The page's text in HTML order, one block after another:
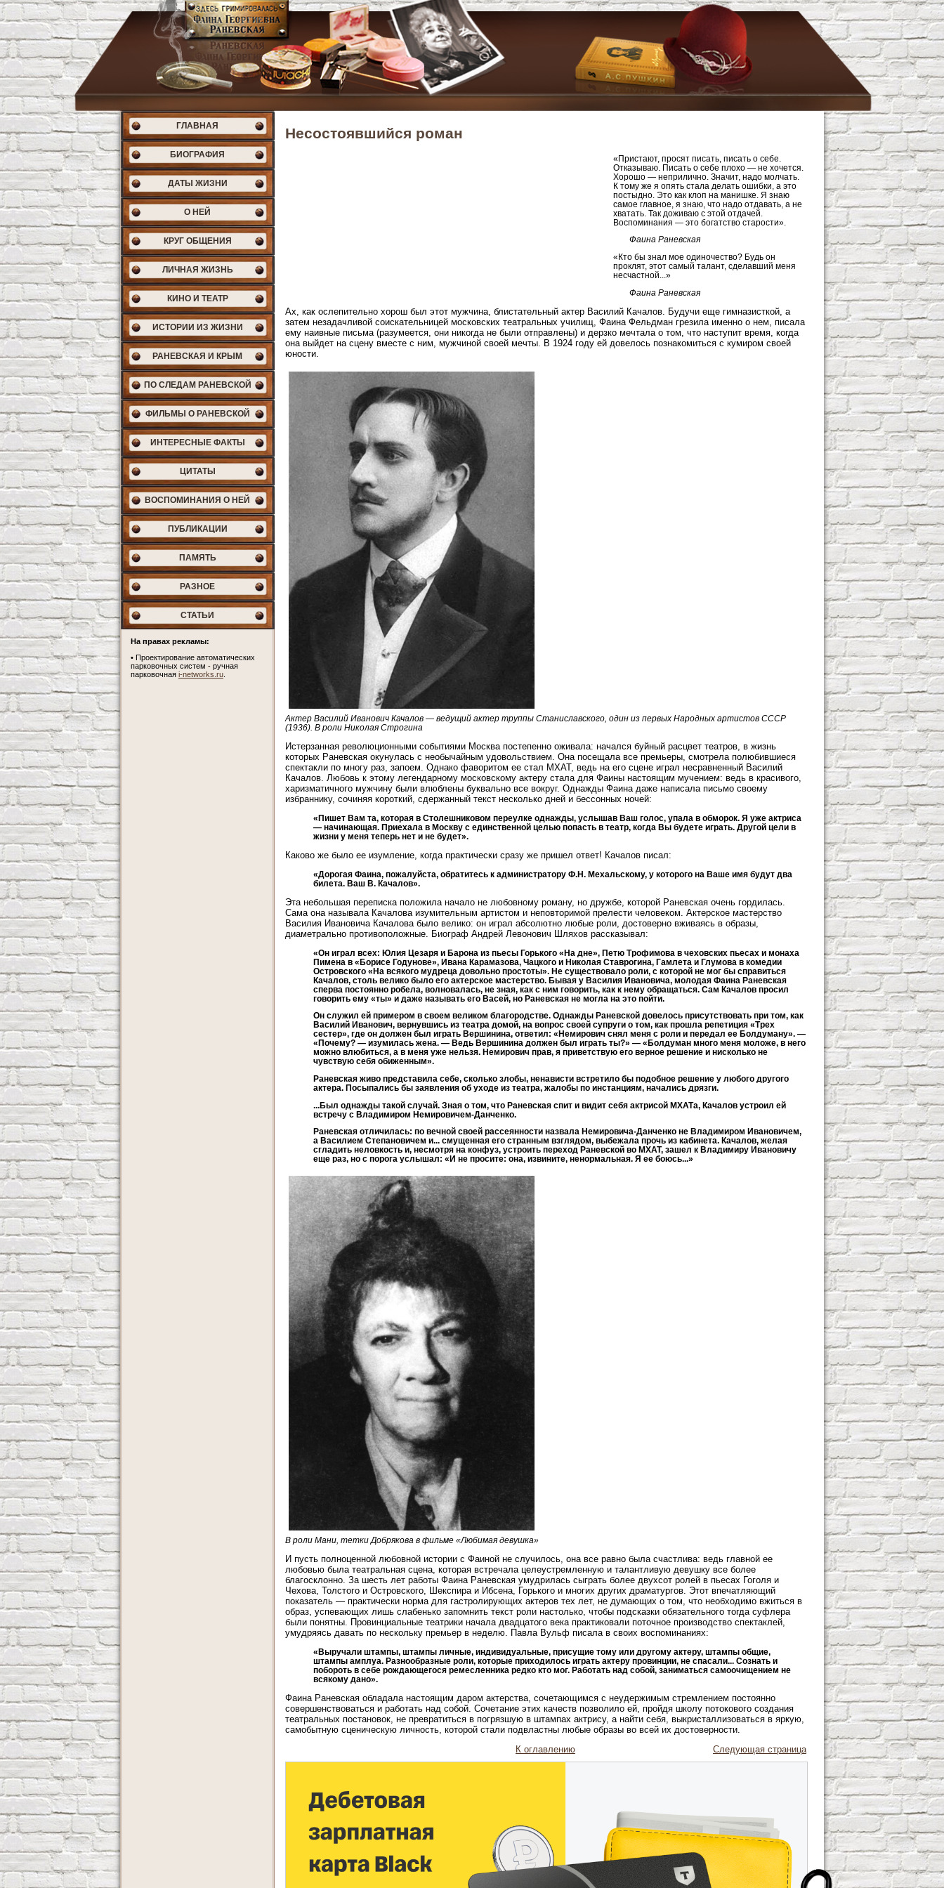
ГЛАВНАЯ
БИОГРАФИЯ
ДАТЫ ЖИЗНИ
О НЕЙ
КРУГ ОБЩЕНИЯ
ЛИЧНАЯ ЖИЗНЬ
КИНО И ТЕАТР
ИСТОРИИ ИЗ ЖИЗНИ
РАНЕВСКАЯ И КРЫМ
ПО СЛЕДАМ РАНЕВСКОЙ
ФИЛЬМЫ О РАНЕВСКОЙ
ИНТЕРЕСНЫЕ ФАКТЫ
ЦИТАТЫ
ВОСПОМИНАНИЯ О НЕЙ
ПУБЛИКАЦИИ
ПАМЯТЬ
РАЗНОЕ
СТАТЬИ
На правах рекламы:
• Проектирование автоматических
парковочных систем - ручная
парковочная i-networks.ru
Несостоявшийся роман
«Пристают, просят писать, писать о себе.
Отказываю. Писать о себе плохо — не хочется.
Хорошо — неприлично. Значит, надо молчать.
К тому же я опять стала делать ошибки, а это
постыдно. Это как клоп на манишке. Я знаю
самое главное, я знаю, что надо отдавать, а не
хватать. Так доживаю с этой отдачей.
Воспоминания — это богатство старости».
Фаина Раневская
«Кто бы знал мое одиночество? Будь он
проклят, этот самый талант, сделавший меня
несчастной...»
Фаина Раневская
Ах, как ослепительно хорош был этот мужчина, блистательный актер Василий Качалов. Будучи еще гимназисткой, а
затем незадачливой соискательницей московских театральных училищ, Фаина Фельдман грезила именно о нем, писала
ему наивные письма (разумеется, они никогда не были отправлены) и дерзко мечтала о том, что наступит время, когда
она выйдет на сцену вместе с ним, мужчиной своей мечты. В 1924 году ей довелось познакомиться с кумиром своей
юности.
Актер Василий Иванович Качалов — ведущий актер труппы Станиславского, один из первых Народных артистов СССР
(1936). В роли Николая Строгина
Истерзанная революционными событиями Москва постепенно оживала: начался буйный расцвет театров, в жизнь
которых Раневская окунулась с необычайным удовольствием. Она посещала все премьеры, смотрела полюбившиеся
спектакли по многу раз, запоем. Однако фаворитом ее стал МХАТ, ведь на его сцене играл несравненный Василий
Качалов. Любовь к этому легендарному московскому актеру стала для Фаины настоящим мучением: ведь в красивого,
харизматичного мужчину были влюблены буквально все вокруг. Однажды Фаина даже написала письмо своему
избраннику, сочиняя короткий, сдержанный текст несколько дней и бессонных ночей:
«Пишет Вам та, которая в Столешниковом переулке однажды, услышав Ваш голос, упала в обморок. Я уже актриса
— начинающая. Приехала в Москву с единственной целью попасть в театр, когда Вы будете играть. Другой цели в
жизни у меня теперь нет и не будет».
Каково же было ее изумление, когда практически сразу же пришел ответ! Качалов писал:
«Дорогая Фаина, пожалуйста, обратитесь к администратору Ф.Н. Мехальскому, у которого на Ваше имя будут два
билета. Ваш В. Качалов».
Эта небольшая переписка положила начало не любовному роману, но дружбе, которой Раневская очень гордилась.
Сама она называла Качалова изумительным артистом и неповторимой прелести человеком. Актерское мастерство
Василия Ивановича Качалова было велико: он играл абсолютно любые роли, достоверно вживаясь в образы,
диаметрально противоположные. Биограф Андрей Левонович Шляхов рассказывал:
«Он играл всех: Юлия Цезаря и Барона из пьесы Горького «На дне», Петю Трофимова в чеховских пьесах и монаха
Пимена в «Борисе Годунове», Ивана Карамазова, Чацкого и Николая Ставрогина, Гамлета и Глумова в комедии
Островского «На всякого мудреца довольно простоты». Не существовало роли, с которой не мог бы справиться
Качалов, столь велико было его актерское мастерство. Бывая у Василия Ивановича, молодая Фаина Раневская
сперва постоянно робела, волновалась, не зная, как с ним говорить, как к нему обращаться. Сам Качалов просил
говорить ему «ты» и даже называть его Васей, но Раневская не могла на это пойти.
Он служил ей примером в своем великом благородстве. Однажды Раневской довелось присутствовать при том, как
Василий Иванович, вернувшись из театра домой, на вопрос своей супруги о том, как прошла репетиция «Трех
сестер», где он должен был играть Вершинина, ответил: «Немирович снял меня с роли и передал ее Болдуману». —
«Почему? — изумилась жена. — Ведь Вершинина должен был играть ты?» — «Болдуман много меня моложе, в него
можно влюбиться, а в меня уже нельзя. Немирович прав, я приветствую его верное решение и нисколько не
чувствую себя обиженным».
Раневская живо представила себе, сколько злобы, ненависти встретило бы подобное решение у любого другого
актера. Посыпались бы заявления об уходе из театра, жалобы по инстанциям, начались дрязги.
...Был однажды такой случай. Зная о том, что Раневская спит и видит себя актрисой МХАТа, Качалов устроил ей
встречу с Владимиром Немировичем-Данченко.
Раневская отличилась: по вечной своей рассеянности назвала Немировича-Данченко не Владимиром Ивановичем,
а Василием Степановичем и... смущенная его странным взглядом, выбежала прочь из кабинета. Качалов, желая
сгладить неловкость и, несмотря на конфуз, устроить переход Раневской во МХАТ, зашел к Владимиру Ивановичу
еще раз, но с порога услышал: «И не просите: она, извините, ненормальная. Я ее боюсь...»
В роли Мани, тетки Добрякова в фильме «Любимая девушка»
И пусть полноценной любовной истории с Фаиной не случилось, она все равно была счастлива: ведь главной ее
любовью была театральная сцена, которая встречала целеустремленную и талантливую девушку все более
благосклонно. За шесть лет работы Фаина Раневская умудрилась сыграть более двухсот ролей в пьесах Гоголя и
Чехова, Толстого и Островского, Шекспира и Ибсена, Горького и многих других драматургов. Этот впечатляющий
показатель — практически норма для гастролирующих актеров тех лет, не думающих о том, что необходимо вжиться в
образ, успевающих лишь слабенько запомнить текст роли настолько, чтобы подсказки обязательного тогда суфлера
были понятны. Провинциальные театрики начала двадцатого века практиковали поточное производство спектаклей,
умудряясь давать по нескольку премьер в неделю. Павла Вульф писала в своих воспоминаниях:
«Выручали штампы, штампы личные, индивидуальные, присущие тому или другому актеру, штампы общие,
штампы амплуа. Разнообразные роли, которые приходилось играть актеру провинции, не спасали... Сознать и
побороть в себе рождающегося ремесленника редко кто мог. Работать над собой, заниматься самоочищением не
всякому дано».
Фаина Раневская обладала настоящим даром актерства, сочетающимся с неудержимым стремлением постоянно
совершенствоваться и работать над собой. Сочетание этих качеств позволило ей, пройдя школу потокового создания
театральных постановок, не превратиться в погрязшую в штампах актрису, а найти себя, выкристаллизоваться в яркую,
самобытную сценическую личность, которой стали подвластны любые образы во всей их достоверности.
К оглавлению
Следующая страница